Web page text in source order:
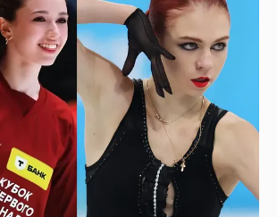
и Александра Трусова
3